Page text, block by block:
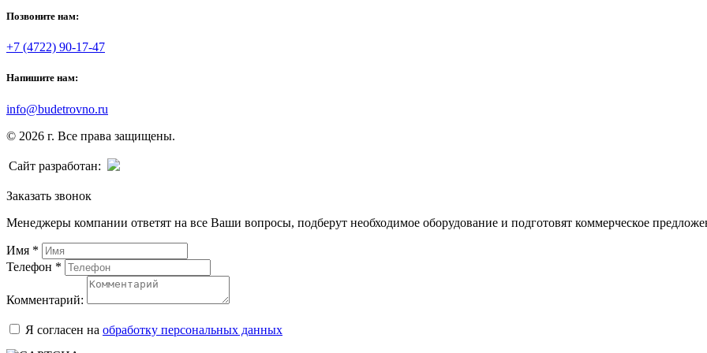
Позвоните нам:
+7 (4722) 90-17-47
Напишите нам:
info@budetrovno.ru
© 2026 г. Все права защищены.
Сайт разработан:
Заказать звонок
Менеджеры компании ответят на все Ваши вопросы, подберут необходимое оборудование и подготовят коммерческое
Имя *
Телефон *
Комментарий:
Я согласен на обработку персональных данных